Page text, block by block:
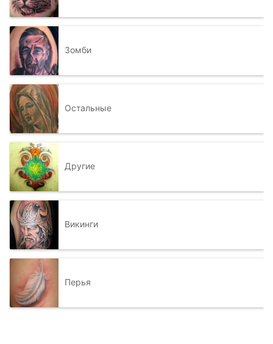
Зомби
Остальные
Другие
Викинги
Перья